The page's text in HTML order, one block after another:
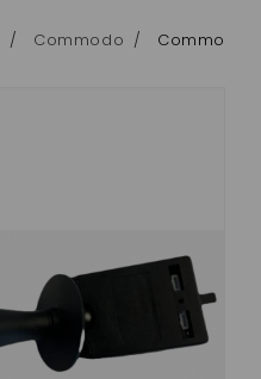
Commodo Commodo